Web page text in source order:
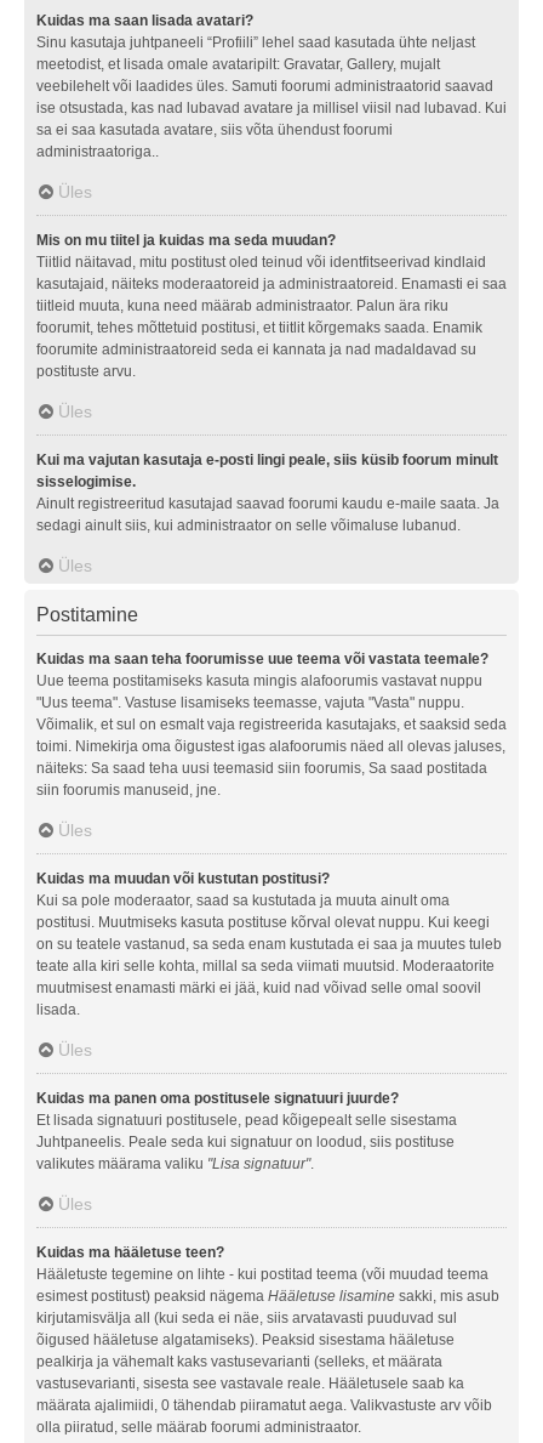
Kuidas ma saan lisada avatari?
Sinu kasutaja juhtpaneeli “Profiili” lehel saad kasutada ühte neljast
meetodist, et lisada omale avataripilt: Gravatar, Gallery, mujalt
veebilehelt või laadides üles. Samuti foorumi administraatorid saavad
ise otsustada, kas nad lubavad avatare ja millisel viisil nad lubavad. Kui
sa ei saa kasutada avatare, siis võta ühendust foorumi
administraatoriga..
Üles
Mis on mu tiitel ja kuidas ma seda muudan?
Tiitlid näitavad, mitu postitust oled teinud või identfitseerivad kindlaid
kasutajaid, näiteks moderaatoreid ja administraatoreid. Enamasti ei saa
tiitleid muuta, kuna need määrab administraator. Palun ära riku
foorumit, tehes mõttetuid postitusi, et tiitlit kõrgemaks saada. Enamik
foorumite administraatoreid seda ei kannata ja nad madaldavad su
postituste arvu.
Üles
Kui ma vajutan kasutaja e-posti lingi peale, siis küsib foorum minult
sisselogimise.
Ainult registreeritud kasutajad saavad foorumi kaudu e-maile saata. Ja
sedagi ainult siis, kui administraator on selle võimaluse lubanud.
Üles
Postitamine
Kuidas ma saan teha foorumisse uue teema või vastata teemale?
Uue teema postitamiseks kasuta mingis alafoorumis vastavat nuppu
"Uus teema". Vastuse lisamiseks teemasse, vajuta "Vasta" nuppu.
Võimalik, et sul on esmalt vaja registreerida kasutajaks, et saaksid seda
toimi. Nimekirja oma õigustest igas alafoorumis näed all olevas jaluses,
näiteks: Sa saad teha uusi teemasid siin foorumis, Sa saad postitada
siin foorumis manuseid, jne.
Üles
Kuidas ma muudan või kustutan postitusi?
Kui sa pole moderaator, saad sa kustutada ja muuta ainult oma
postitusi. Muutmiseks kasuta postituse kõrval olevat nuppu. Kui keegi
on su teatele vastanud, sa seda enam kustutada ei saa ja muutes tuleb
teate alla kiri selle kohta, millal sa seda viimati muutsid. Moderaatorite
muutmisest enamasti märki ei jää, kuid nad võivad selle omal soovil
lisada.
Üles
Kuidas ma panen oma postitusele signatuuri juurde?
Et lisada signatuuri postitusele, pead kõigepealt selle sisestama
Juhtpaneelis. Peale seda kui signatuur on loodud, siis postituse
valikutes määrama valiku "Lisa signatuur".
Üles
Kuidas ma hääletuse teen?
Hääletuste tegemine on lihte - kui postitad teema (või muudad teema
esimest postitust) peaksid nägema Hääletuse lisamine sakki, mis asub
kirjutamisvälja all (kui seda ei näe, siis arvatavasti puuduvad sul
õigused hääletuse algatamiseks). Peaksid sisestama hääletuse
pealkirja ja vähemalt kaks vastusevarianti (selleks, et määrata
vastusevarianti, sisesta see vastavale reale. Hääletusele saab ka
määrata ajalimiidi, 0 tähendab piiramatut aega. Valikvastuste arv võib
olla piiratud, selle määrab foorumi administraator.